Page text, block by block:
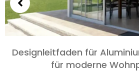
Wählen Sie Aluminiumtüren
und Wohnzimmer: